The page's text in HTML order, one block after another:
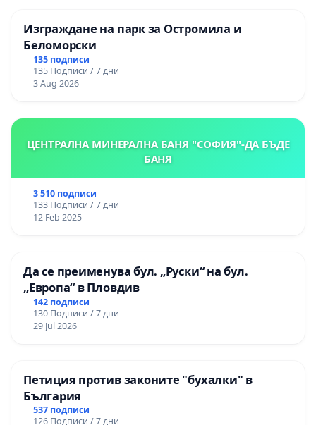
Изграждане на парк за Остромила и
Беломорски
135 подписи
135 Подписи / 7 дни
3 Aug 2026
ЦЕНТРАЛНА МИНЕРАЛНА БАНЯ "СОФИЯ"-ДА БЪДЕ
БАНЯ
3 510 подписи
133 Подписи / 7 дни
12 Feb 2025
Да се преименува бул. „Руски“ на бул.
„Европа“ в Пловдив
142 подписи
130 Подписи / 7 дни
29 Jul 2026
Петиция против законите "бухалки" в
България
537 подписи
126 Подписи / 7 дни